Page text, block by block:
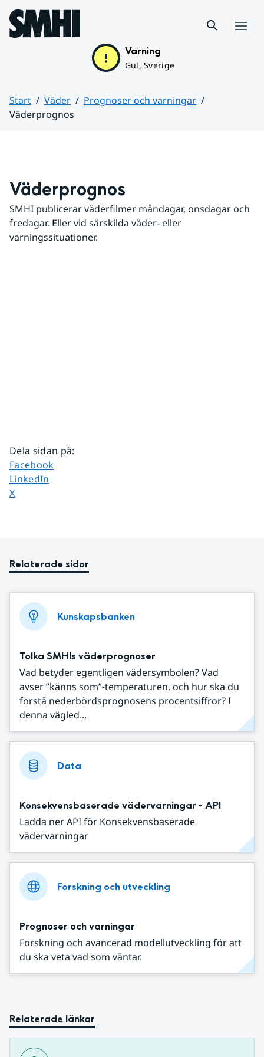
Hoppa till sidans innehåll
Varning
Gul, Sverige
Start Väder
Prognoser och varningar
Väderprognos
Väderprognos
SMHI publicerar väderfilmer måndagar, onsdagar och
fredagar. Eller vid särskilda väder- eller
varningssituationer.
Dela sidan på:
Dela sidan på
Facebook
Dela sidan på
LinkedIn
Dela sidan på
X
Relaterade sidor
Kunskapsbanken
Tolka SMHIs väderprognoser
Vad betyder egentligen vädersymbolen? Vad
avser ”känns som”-temperaturen, och hur ska du
förstå nederbördsprognosens procentsiffror? I
denna vägled...
Data
Konsekvensbaserade vädervarningar - API
Ladda ner API för Konsekvensbaserade
vädervarningar
Forskning och utveckling
Prognoser och varningar
Forskning och avancerad modellutveckling för att
du ska veta vad som väntar.
Relaterade länkar